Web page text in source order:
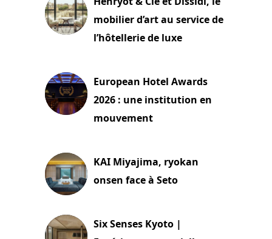
mobilier d’art au service de
l’hôtellerie de luxe
European Hotel Awards
2026 : une institution en
mouvement
KAI Miyajima, ryokan
onsen face à Seto
Six Senses Kyoto |